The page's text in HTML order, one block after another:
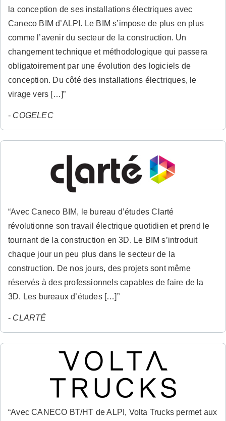
la conception de ses installations électriques avec
Caneco BIM d’ALPI. Le BIM s’impose de plus en plus
comme l’avenir du secteur de la construction. Un
changement technique et méthodologique qui passera
obligatoirement par une évolution des logiciels de
conception. Du côté des installations électriques, le
virage vers […]”
- COGELEC
“Avec Caneco BIM, le bureau d’études Clarté
révolutionne son travail électrique quotidien et prend le
tournant de la construction en 3D. Le BIM s’introduit
chaque jour un peu plus dans le secteur de la
construction. De nos jours, des projets sont même
réservés à des professionnels capables de faire de la
3D. Les bureaux d’études […]”
- CLARTÉ
“Avec CANECO BT/HT de ALPI, Volta Trucks permet aux